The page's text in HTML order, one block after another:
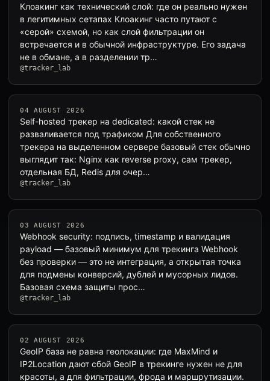
Клоакинг как технический слой: где он реально нужен
в легитимных сетапах Клоакинг часто путают с
«серой» схемой, но как слой фильтрации он
встречается и в обычной инфраструктуре. Его задача
не в обмане, а в разделении тр…
@tracker_lab
04 AUGUST 2026
Self-hosted трекер на dedicated: какой стек не
разваливается под трафиком Для собственного
трекера на выделенном сервере базовый стек обычно
выглядит так: Nginx как reverse proxy, сам трекер,
отдельная БД, Redis для очер…
@tracker_lab
03 AUGUST 2026
Webhook security: подпись, timestamp и валидация
payload — базовый минимум для трекинга Webhook
без проверки — это не интеграция, а открытая точка
для подмены конверсий, дублей и мусорных лидов.
Базовая схема защиты прос…
@tracker_lab
02 AUGUST 2026
GeoIP база не равна геолокации: где MaxMind и
IP2Location дают сбой GeoIP в трекинге нужен не для
красоты, а для фильтрации, фрода и маршрутизации.